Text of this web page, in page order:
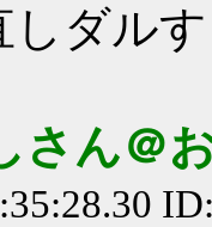
しダル
さん＠